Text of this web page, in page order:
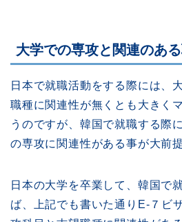
大学での専攻と関連のあ
日本で就職活動をする際には、
職種に関連性が無くとも大きく
うのですが、韓国で就職する際
の専攻に関連性がある事が大前
日本の大学を卒業して、韓国で
ば、上記でも書いた通りE-７ビ